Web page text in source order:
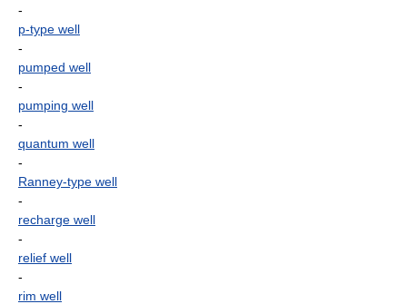
-
p-type well
-
pumped well
-
pumping well
-
quantum well
-
Ranney-type well
-
recharge well
-
relief well
-
rim well